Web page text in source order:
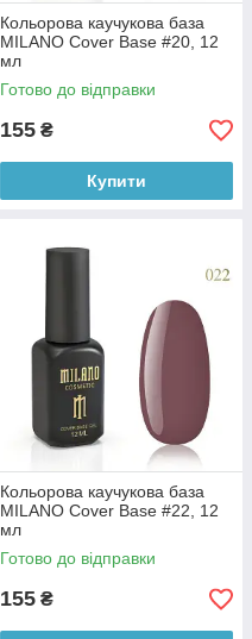
Кольорова каучукова база
MILANO Cover Base #20, 12
мл
Готово до відправки
155 ₴
Купити
Кольорова каучукова база
MILANO Cover Base #22, 12
мл
Готово до відправки
155 ₴